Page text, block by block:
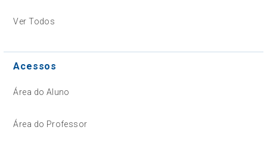
Ver Todos
Acessos
Área do Aluno
Área do Professor